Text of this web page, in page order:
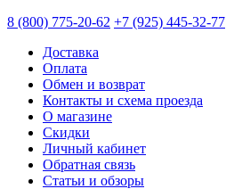
8 (800) 775-20-62 +7 (925) 445-32-77
Доставка
Оплата
Обмен и возврат
Контакты и схема проезда
О магазине
Скидки
Личный кабинет
Обратная связь
Статьи и обзоры